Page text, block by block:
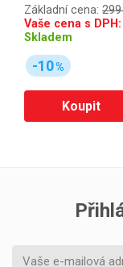
Základní cena:
Vaše cena s DPH:
Skladem
-10%
Koupit